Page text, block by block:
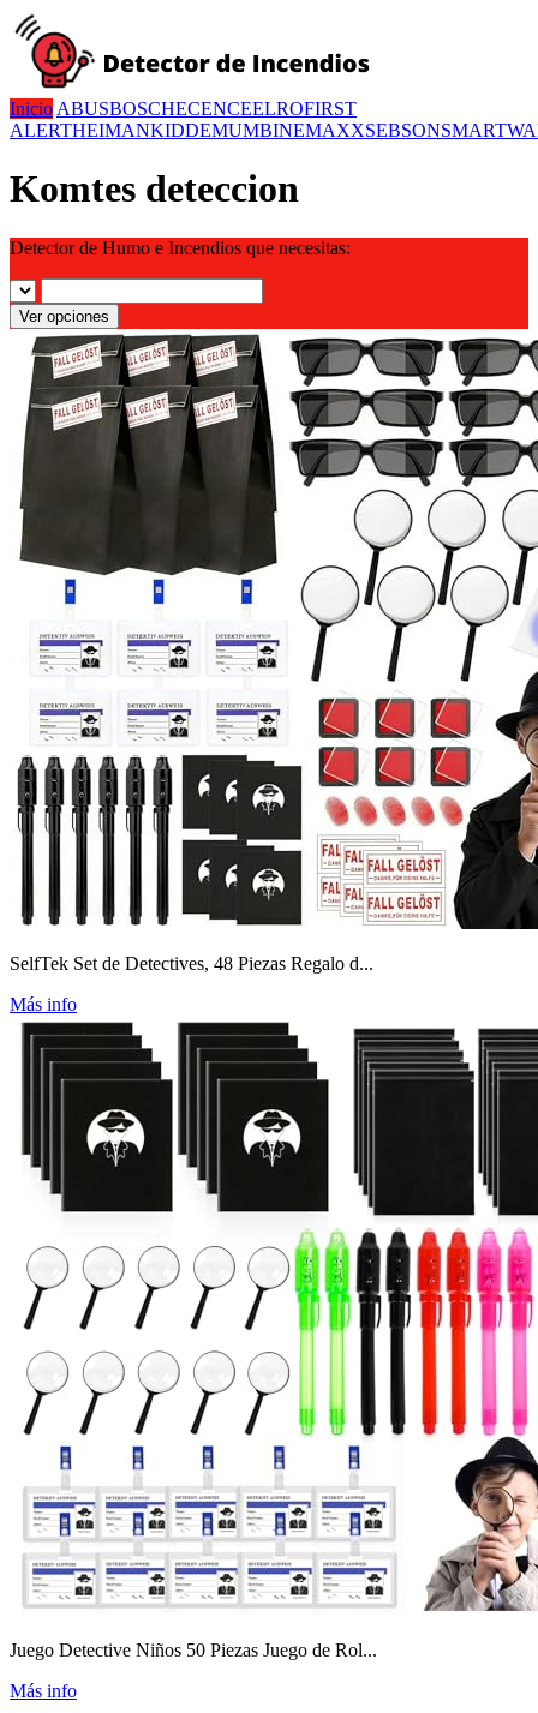
Inicio ABUSBOSCHECENCEELROFIRST
ALERTHEIMANKIDDEMUMBINEMAXXSEBSON
Komtes deteccion
Detector de Humo e Incendios que necesitas:
Ver opciones
SelfTek Set de Detectives, 48 Piezas Regalo d...
Más info
Juego Detective Niños 50 Piezas Juego de Rol...
Más info